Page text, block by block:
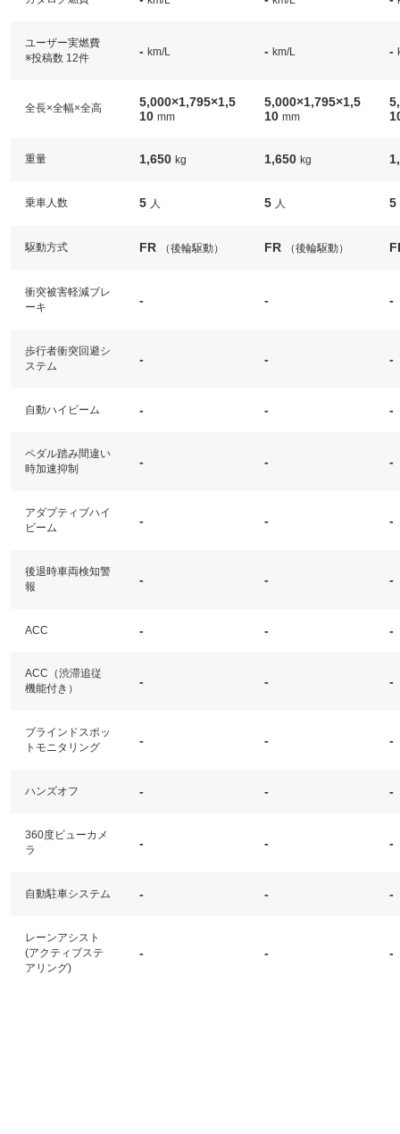
ユーザー実燃費
※投稿数 12件
- km/L - km/L -
全長×全幅×全高
5,000×1,795×1,5
10 mm
5,000×1,795×1,5
10 mm
重量 1,650 kg 1,650 kg
乗車人数 5 人 5 人 5
駆動方式 FR （後輪駆動） FR （後輪駆動）
衝突被害軽減ブレ
ーキ
- - -
歩行者衝突回避シ
ステム
- - -
自動ハイビーム - - -
ペダル踏み間違い
時加速抑制
- - -
アダプティブハイ
ビーム
- - -
後退時車両検知警
報
- - -
ACC - - -
ACC（渋滞追従
機能付き）
- - -
ブラインドスポッ
トモニタリング
- - -
ハンズオフ - - -
360度ビューカメ
ラ
- - -
自動駐車システム - - -
レーンアシスト
(アクティブステ
アリング)
- - -